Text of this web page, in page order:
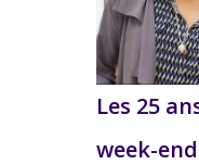
Les 25
week-end